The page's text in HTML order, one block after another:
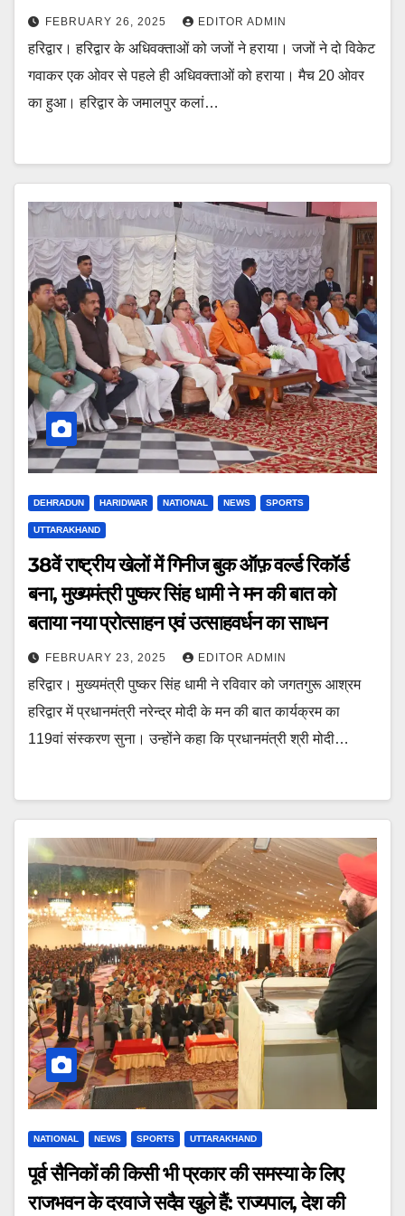
FEBRUARY 26, 2025 EDITOR ADMIN
हरिद्वार। हरिद्वार के अधिवक्ताओं को जजों ने हराया। जजों ने दो विकेट
गवाकर एक ओवर से पहले ही अधिवक्ताओं को हराया। मैच 20 ओवर
का हुआ। हरिद्वार के जमालपुर कलां…
DEHRADUN HARIDWAR NATIONAL NEWS SPORTS
UTTARAKHAND
38वें राष्ट्रीय खेलों में गिनीज बुक ऑफ़ वर्ल्ड रिकॉर्ड
बना, मुख्यमंत्री पुष्कर सिंह धामी ने मन की बात को
बताया नया प्रोत्साहन एवं उत्साहवर्धन का साधन
FEBRUARY 23, 2025 EDITOR ADMIN
हरिद्वार। मुख्यमंत्री पुष्कर सिंह धामी ने रविवार को जगतगुरू आश्रम
हरिद्वार में प्रधानमंत्री नरेन्द्र मोदी के मन की बात कार्यक्रम का
119वां संस्करण सुना। उन्होंने कहा कि प्रधानमंत्री श्री मोदी…
NATIONAL NEWS SPORTS UTTARAKHAND
पूर्व सैनिकों की किसी भी प्रकार की समस्या के लिए
राजभवन के दरवाजे सदैव खुले हैं: राज्यपाल, देश की